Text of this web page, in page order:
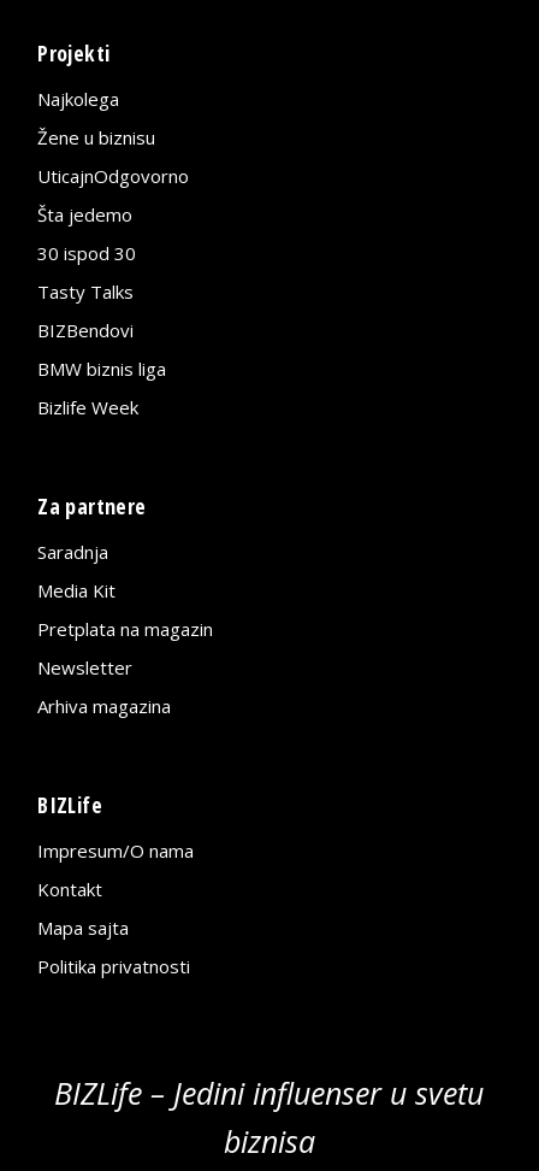
Projekti
Najkolega
Žene u biznisu
UticajnOdgovorno
Šta jedemo
30 ispod 30
Tasty Talks
BIZBendovi
BMW biznis liga
Bizlife Week
Za partnere
Saradnja
Media Kit
Pretplata na magazin
Newsletter
Arhiva magazina
BIZLife
Impresum/O nama
Kontakt
Mapa sajta
Politika privatnosti
BIZLife – Jedini influenser u svetu
biznisa